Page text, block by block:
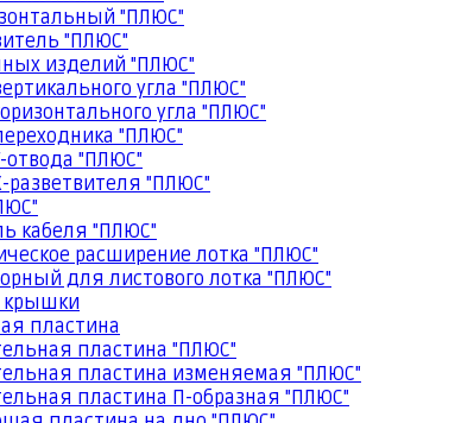
"ПЛЮС"
"ПЛЮС"
изделий "ПЛЮС"
угла "ПЛЮС"
угла "ПЛЮС"
"ПЛЮС"
"ПЛЮС"
"ПЛЮС"
кабеля "ПЛЮС"
расширение лотка "ПЛЮС"
для листового лотка "ПЛЮС"
крышки
пластина
пластина "ПЛЮС"
пластина изменяемая "ПЛЮС"
пластина П-образная "ПЛЮС"